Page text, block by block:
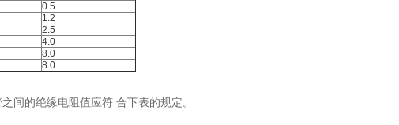
0.5
1.2
2.5
4.0
8.0
8.0
间的绝缘电阻值应符 合下表的规定。